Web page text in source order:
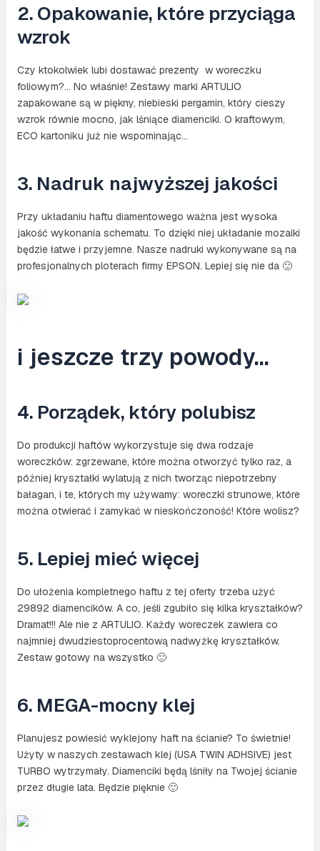
2. Opakowanie, które przyciąga
wzrok
Czy ktokolwiek lubi dostawać prezenty w woreczku
foliowym?… No właśnie! Zestawy marki ARTULIO
zapakowane są w piękny, niebieski pergamin, który cieszy
wzrok równie mocno, jak lśniące diamenciki. O kraftowym,
ECO kartoniku już nie wspominając…
3. Nadruk najwyższej jakości
Przy układaniu haftu diamentowego ważna jest wysoka
jakość wykonania schematu. To dzięki niej układanie mozaiki
będzie łatwe i przyjemne. Nasze nadruki wykonywane są na
profesjonalnych ploterach firmy EPSON. Lepiej się nie da 🙂
i jeszcze trzy powody…
4. Porządek, który polubisz
Do produkcji haftów wykorzystuje się dwa rodzaje
woreczków: zgrzewane, które można otworzyć tylko raz, a
później kryształki wylatują z nich tworząc niepotrzebny
bałagan, i te, których my używamy: woreczki strunowe, które
można otwierać i zamykać w nieskończoność! Które wolisz?
5. Lepiej mieć więcej
Do ułożenia kompletnego haftu z tej oferty trzeba użyć
29892 diamencików. A co, jeśli zgubiło się kilka kryształków?
Dramat!!! Ale nie z ARTULIO. Każdy woreczek zawiera co
najmniej dwudziestoprocentową nadwyżkę kryształków.
Zestaw gotowy na wszystko 🙂
6. MEGA-mocny klej
Planujesz powiesić wyklejony haft na ścianie? To świetnie!
Użyty w naszych zestawach klej (USA TWIN ADHSIVE) jest
TURBO wytrzymały. Diamenciki będą lśniły na Twojej ścianie
przez długie lata. Będzie pięknie 🙂